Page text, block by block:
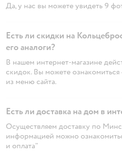
Да, у нас вы можете увидеть 9
Есть ли скидки на
его аналоги?
В нашем интернет-магазине
скидок. Вы можете
из меню сайта.
Есть ли доставка на дом в
Осуществляем доставку по
информацией можно
и оплата"